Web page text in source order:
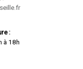
:
à 18h